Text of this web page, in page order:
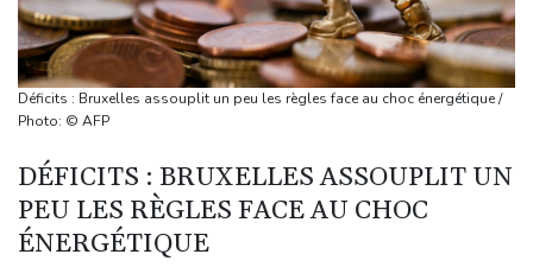
Colombie
Colombie: le président Abelardo de la Espriella soutenu par
Trump, entre en fonctions
Au Porge, sinistré par le mégafeu, une soirée de solidarité avec
les commerçants
Les Bourses mondiales touchent des sommets après l'emploi
américain
Yémen: nouvelles attaques meurtrières des rebelles houthis
Déficits : Bruxelles assouplit un peu les règles face au choc énergétique /
Photo: © AFP
DÉFICITS : BRUXELLES ASSOUPLIT UN
PEU LES RÈGLES FACE AU CHOC
ÉNERGÉTIQUE